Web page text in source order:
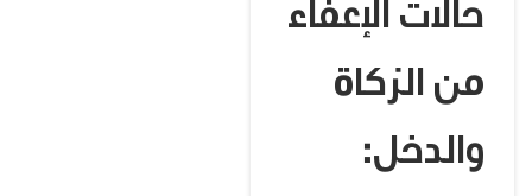
حالات الإعفاء
من الزكاة
والدخل: